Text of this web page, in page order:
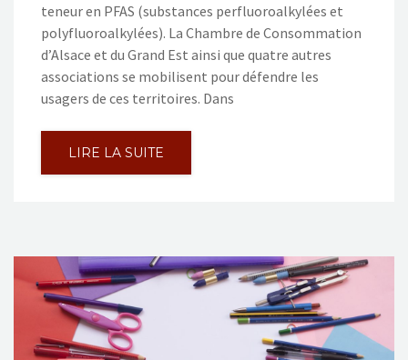
teneur en PFAS (substances perfluoroalkylées et
polyfluoroalkylées). La Chambre de Consommation
d’Alsace et du Grand Est ainsi que quatre autres
associations se mobilisent pour défendre les
usagers de ces territoires. Dans
LIRE LA SUITE